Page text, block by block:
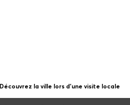
Découvrez la ville lors d'une visite locale